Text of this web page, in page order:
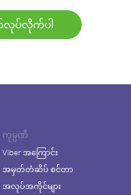
လုပ်လိုက်ပါ
ကုမ္ပဏီ
Viber အကြောင်း
အမှတ်တံဆိပ် စင်တာ
အလုပ်အကိုင်များ